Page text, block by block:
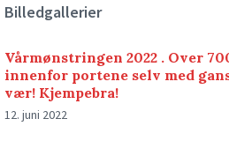
Billedgallerier
Vårmønstringen 2022 . Over
innenfor portene selv med
vær! Kjempebra!
12. juni 2022